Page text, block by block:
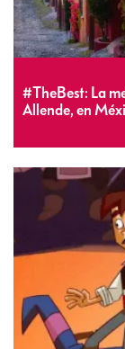
#TheBest: La
Allende, en